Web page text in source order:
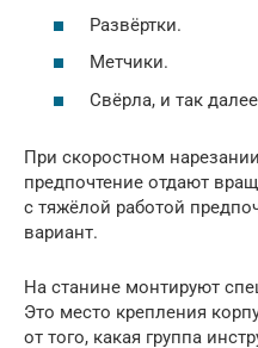
Развёртки.
Метчики.
Свёрла, и так
При скоростном
предпочтение отдают
с тяжёлой работой
вариант.
На станине монтируют
Это место крепления
от того, какая группа